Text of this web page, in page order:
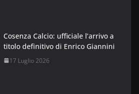
Cosenza Calcio: ufficiale l’arrivo a
titolo definitivo di Enrico Giannini
17 Luglio 2026